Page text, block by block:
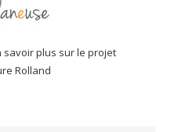
savoir plus sur le projet
Rolland